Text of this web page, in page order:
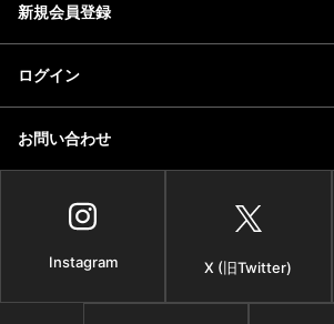
新規会員登録
ログイン
お問い合わせ
Instagram X (旧Twitter)